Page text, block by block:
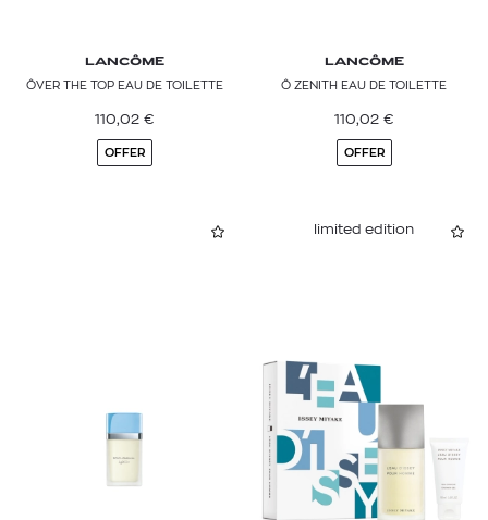
LANCÔME
ÔVER THE TOP EAU DE TOILETTE
110,02 €
OFFER
LANCÔME
Ô ZENITH EAU DE TOILETTE
110,02 €
OFFER
limited edition